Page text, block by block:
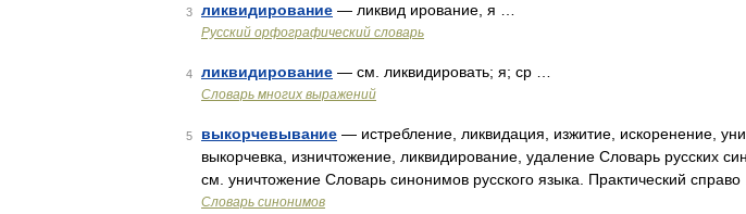
3 ликвидирование — ликвид ирование, я …
Русский орфографический словарь
4 ликвидирование — см. ликвидировать; я; ср …
Словарь многих выражений
5 выкорчевывание — истребление, ликвидация, изжитие, искоренение,
выкорчевка, изничтожение, ликвидирование, удаление Словарь русских
см. уничтожение Словарь синонимов русского языка. Практический справо
Словарь синонимов